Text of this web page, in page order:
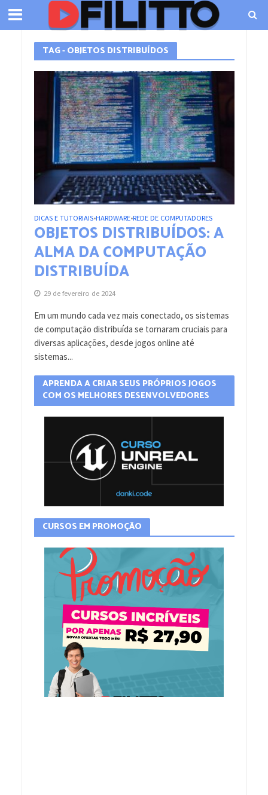
TAG - OBJETOS DISTRIBUÍDOS
DICAS E TUTORIAIS•HARDWARE•REDE DE COMPUTADORES
OBJETOS DISTRIBUÍDOS: A
ALMA DA COMPUTAÇÃO
DISTRIBUÍDA
29 de fevereiro de 2024
Em um mundo cada vez mais conectado, os sistemas
de computação distribuída se tornaram cruciais para
diversas aplicações, desde jogos online até
sistemas...
APRENDA A CRIAR SEUS PRÓPRIOS JOGOS
COM OS MELHORES DESENVOLVEDORES
CURSOS EM PROMOÇÃO